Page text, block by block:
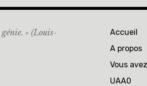
» (Louis-
Accueil
A propos
Vous
UAA0